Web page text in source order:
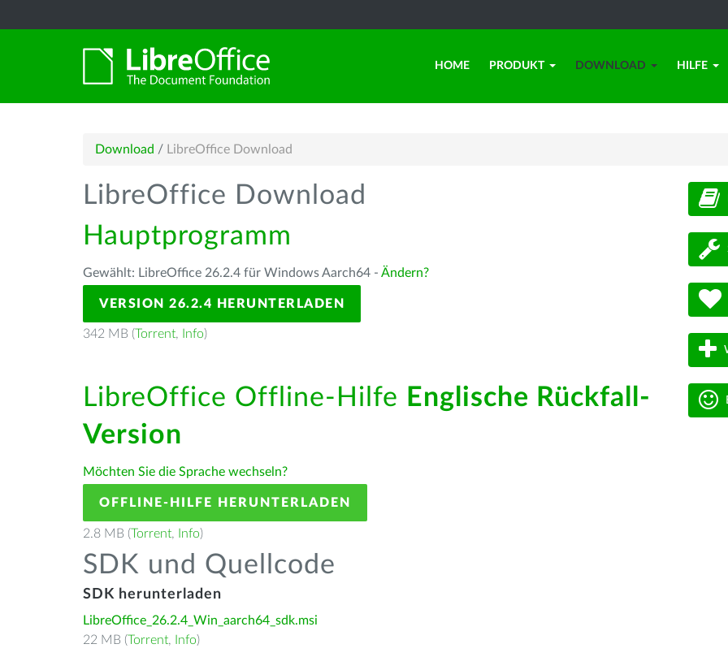
HOME PRODUKT DOWNLOAD HILFE
Download / LibreOffice Download
LibreOffice Download
Hauptprogramm
Gewählt: LibreOffice 26.2.4 für Windows Aarch64 - Ändern?
VERSION 26.2.4 HERUNTERLADEN
342 MB (Torrent, Info)
LibreOffice Offline-Hilfe Englische Rückfall-
Version
Möchten Sie die Sprache wechseln?
OFFLINE-HILFE HERUNTERLADEN
2.8 MB (Torrent, Info)
SDK und Quellcode
SDK herunterladen
LibreOffice_26.2.4_Win_aarch64_sdk.msi
22 MB (Torrent, Info)